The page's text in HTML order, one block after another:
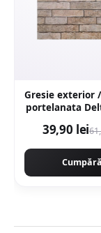
Gresie exterior
portelanata
39,90 lei
Cumpără